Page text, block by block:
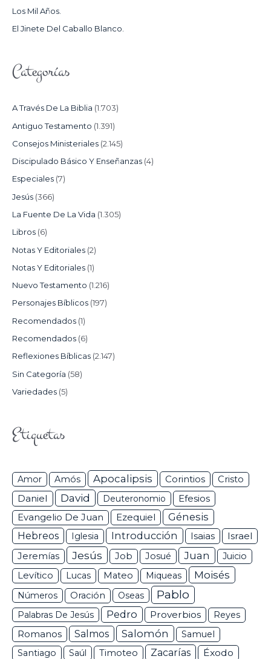
:Los Mil Años.
El Jinete Del Caballo Blanco.
Categorías
A Través De La Biblia (1.703)
Antiguo Testamento (1.391)
Consejos Ministeriales (2.145)
Discipulado Básico Y Enseñanzas (4)
Especiales (7)
Jesús (366)
La Fuente De La Vida (1.305)
Libros (6)
Notas Y Editoriales (2)
Notas Y Editoriales (1)
Nuevo Testamento (1.216)
Personajes Bíblicos (197)
Recomendados (1)
Recomendados (6)
Reflexiones Bíblicas (2.147)
Sin Categoría (58)
Variedades (5)
Etiquetas
Amor Amós Apocalipsis Corintios Cristo
Daniel David Deuteronomio Efesios
Evangelio De Juan Ezequiel
Génesis
Hebreos
Iglesia Introducción Isaias Israel
Jeremías Jesús Job Josué Juan
Juicio
Levítico
Lucas Mateo Miqueas Moisés
Números Oración Oseas Pablo
Palabras De Jesús Pedro Proverbios Reyes
Romanos Salmos Salomón
Samuel
Santiago
Saúl Timoteo Zacarías Éxodo